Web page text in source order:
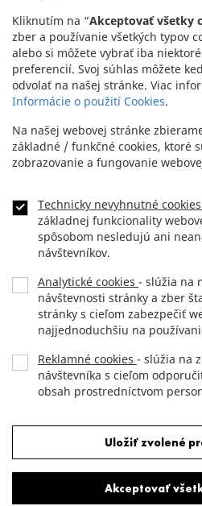
Headquarters:
Showroom: +421
Footer
menu
OCHRANA
Copyright (c)
Kliknutím na “Akceptovať všetky
zber a používanie všetkých typov
alebo si môžete vybrať iba
preferencií. Svoj súhlas môžete
odvolať na našej stránke. Viac
Informácie o použití Cookies.
Na našej webovej stránke
základné / funkčné cookies, ktoré
zobrazovanie a fungovanie
Technicky nevyhnutné cookies
základnej funkcionality
spôsobom nesledujú ani
návštevníkov.
Analytické cookies - slúžia na
návštevnosti stránky a zber
stránky s cieľom zabezpečiť
najjednoduchšiu na
Reklamné cookies - slúžia na
návštevníka s cieľom
obsah prostredníctvom
Uložiť zvolené
Akceptovať
Odmietnuť